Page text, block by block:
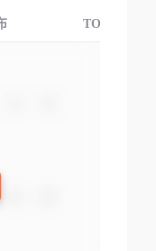
TOP3交易国